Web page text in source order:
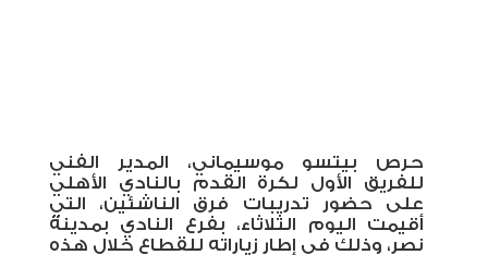
حرص بيتسو موسيماني، المدير الفني
للفريق الأول لكرة القدم بالنادي الأهلي
على حضور تدريبات فرق الناشئين، التي
أقيمت اليوم الثلاثاء، بفرع النادي بمدينة
نصر، وذلك في إطار زياراته للقطاع خلال هذه